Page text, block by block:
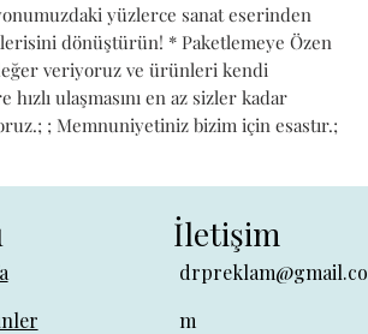
yüzlerce sanat eserinden
dönüştürün! * Paketlemeye Özen
veriyoruz ve ürünleri kendi
ulaşmasını en az sizler kadar
; Memnuniyetiniz bizim için esastır.;
İletişim
drpreklam@gmail.co
m